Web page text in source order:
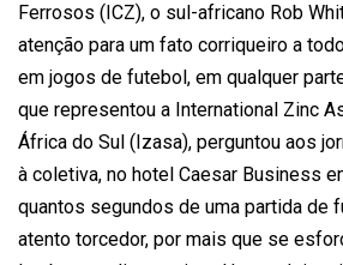
Ferrosos (ICZ), o sul-africano Rob
atenção para um fato corriqueiro a
em jogos de futebol, em qualquer
que representou a International Zinc
África do Sul (Izasa), perguntou aos
à coletiva, no hotel Caesar Business
quantos segundos de uma partida de
atento torcedor, por mais que se